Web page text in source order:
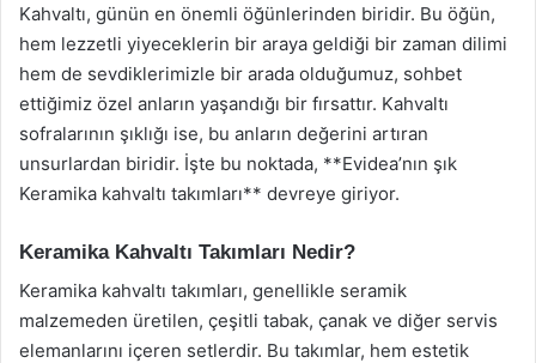
Kahvaltı, günün en önemli öğünlerinden biridir. Bu öğün,
hem lezzetli yiyeceklerin bir araya geldiği bir zaman dilimi
hem de sevdiklerimizle bir arada olduğumuz, sohbet
ettiğimiz özel anların yaşandığı bir fırsattır. Kahvaltı
sofralarının şıklığı ise, bu anların değerini artıran
unsurlardan biridir. İşte bu noktada, **Evidea’nın şık
Keramika kahvaltı takımları** devreye giriyor.
Keramika Kahvaltı Takımları Nedir?
Keramika kahvaltı takımları, genellikle seramik
malzemeden üretilen, çeşitli tabak, çanak ve diğer servis
elemanlarını içeren setlerdir. Bu takımlar, hem estetik